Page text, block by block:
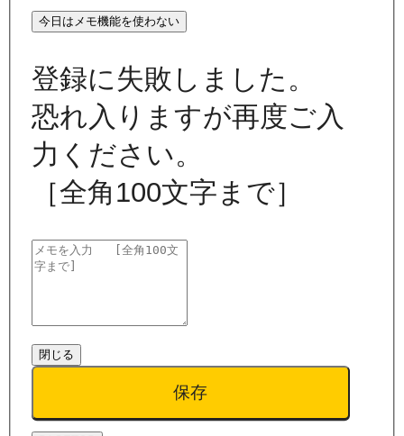
今日はメモ機能を使わない
登録に失敗しました。
恐れ入りますが再度ご入
力ください。
［全角100文字まで］
閉じる
保存